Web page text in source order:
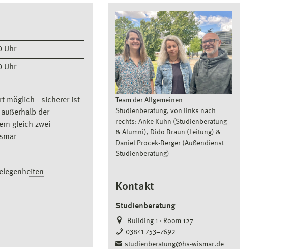
Uhr
Uhr
möglich - sicherer ist
der
gleich zwei
Team der Allgemeinen
Studienberatung, von links nach
rechts: Anke Kuhn (Studienberatung
& Alumni), Dido Braun (Leitung) &
Daniel Procek-Berger (Außendienst
Studienberatung)
Kontakt
Studienberatung
Building 1 · Room 127
03841 753–7692
studienberatung@hs-wismar.de